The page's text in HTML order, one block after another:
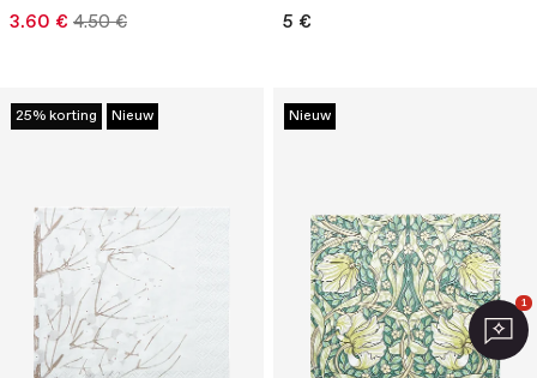
3.60 € 4.50 € 5 €
25% korting Nieuw Nieuw
1